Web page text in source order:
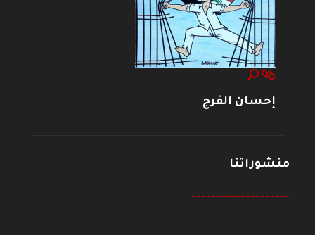
إحسان الفرج
منشوراتنا
--------------------